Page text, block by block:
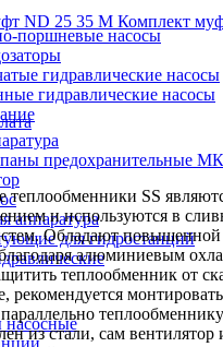
поршневые насосы
гидравлические насосы
гидравлические насосы
предохранительные
аппаратура
для гидростанций
насосные
Комплект
SS
и используются в
Обладают повышенной
алюминиевым
теплообменник от
рекомендуется монтировать
из стали, сам вентилятор